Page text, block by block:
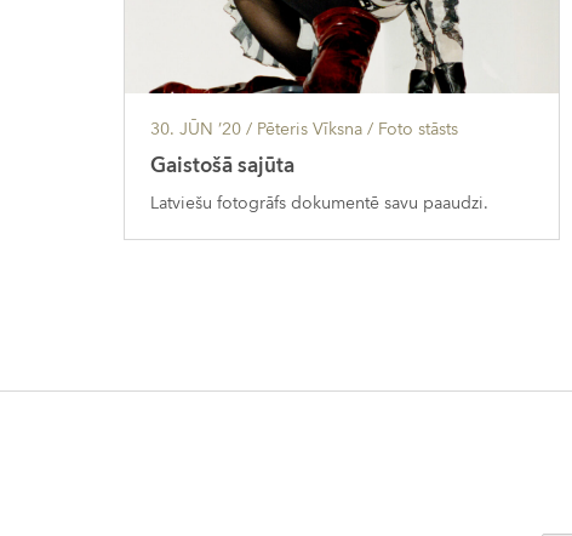
30. JŪN ’20 / Pēteris Vīksna / Foto stāsts
Gaistošā sajūta
Latviešu fotogrāfs dokumentē savu paaudzi.